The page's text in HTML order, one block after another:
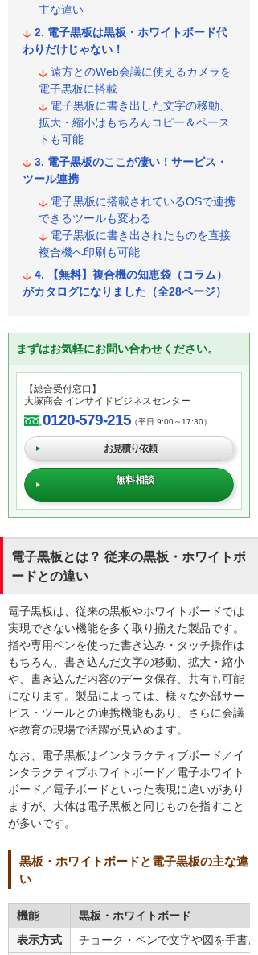
主な違い
電子黒板は黒板・ホワイトボード代
わりだけじゃない！
遠方とのWeb会議に使えるカメラを
電子黒板に搭載
電子黒板に書き出した文字の移動、
拡大・縮小はもちろんコピー＆ペース
トも可能
電子黒板のここが凄い！サービス・
ツール連携
電子黒板に搭載されているOSで連携
できるツールも変わる
電子黒板に書き出されたものを直接
複合機へ印刷も可能
【無料】複合機の知恵袋（コラム）
がカタログになりました（全28ページ）
まずはお気軽にお問い合わせください。
【総合受付窓口】
大塚商会 インサイドビジネスセンター
0120-579-215（平日 9:00～17:30）
お見積り依頼
無料相談
電子黒板とは？ 従来の黒板・ホワイトボ
ードとの違い
電子黒板は、従来の黒板やホワイトボードでは
実現できない機能を多く取り揃えた製品です。
指や専用ペンを使った書き込み・タッチ操作は
もちろん、書き込んだ文字の移動、拡大・縮小
や、書き込んだ内容のデータ保存、共有も可能
になります。製品によっては、様々な外部サー
ビス・ツールとの連携機能もあり、さらに会議
や教育の現場で活躍が見込めます。
なお、電子黒板はインタラクティブボード／イ
ンタラクティブホワイトボード／電子ホワイト
ボード／電子ボードといった表現に違いがあり
ますが、大体は電子黒板と同じものを指すこと
が多いです。
黒板・ホワイトボードと電子黒板の主な違
い
機能
黒板・ホワイトボード
表示方式
チョーク・ペンで文字や図を手書き